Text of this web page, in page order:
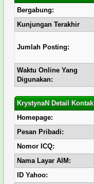
Bergabung:
Kunjungan Terakhir
Jumlah Posting:
Waktu Online Yang
Digunakan:
KrystynaN Detail Kontak
Homepage:
Pesan Pribadi:
Nomor ICQ:
Nama Layar AIM:
ID Yahoo: